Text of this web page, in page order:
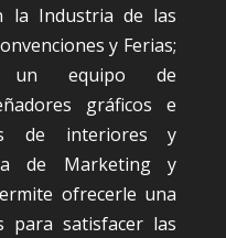
la Industria de las
y Ferias;
un equipo de
gráficos e
de interiores y
de Marketing y
ofrecerle una
para satisfacer las